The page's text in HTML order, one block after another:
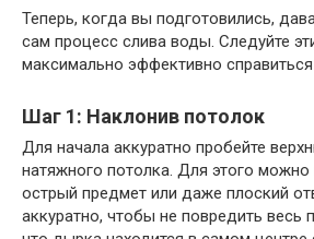
Теперь, когда вы подготовились,
сам процесс слива воды. Следуйте
максимально эффективно
Шаг 1: Наклонив потолок
Для начала аккуратно пробейте
натяжного потолка. Для этого
острый предмет или даже плоский
аккуратно, чтобы не повредить весь